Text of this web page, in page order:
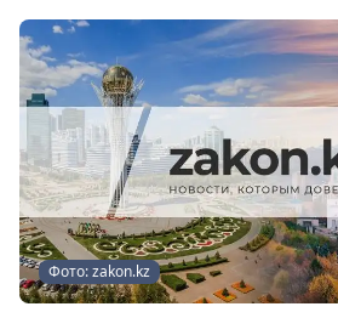
Фото: zakon.kz